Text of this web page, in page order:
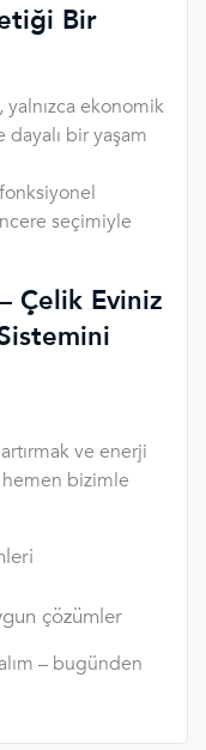
Bir
ekonomik
bir yaşam
seçimiyle
Çelik Eviniz
ve enerji
bizimle
çözümler
– bugünden